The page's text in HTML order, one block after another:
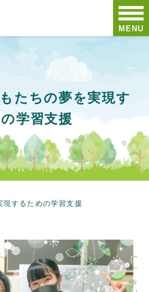
MENU
たちの夢を実現す
学習支援
するための学習支援